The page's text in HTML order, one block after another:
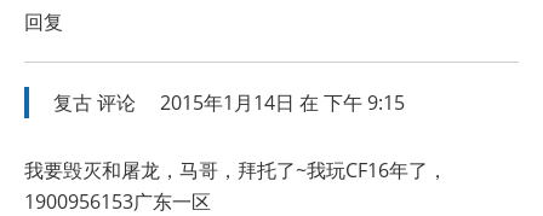
回复
复古评论 2015年1月14日 在 下午 9:15
我要毁灭和屠龙，马哥，拜托了~我玩CF16年了，
1900956153广东一区